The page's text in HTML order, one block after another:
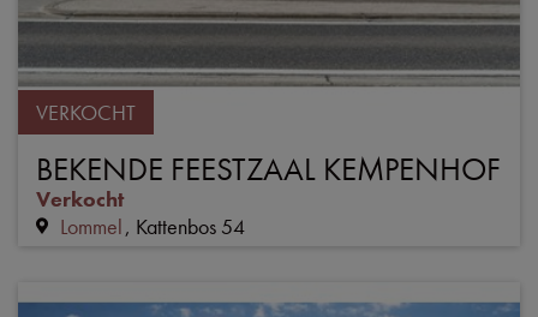
VERKOCHT
BEKENDE FEESTZAAL KEMPENHOF
Verkocht
Lommel Kattenbos 54